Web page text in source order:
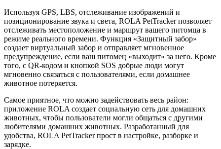
Используя GPS, LBS, отслеживание изображений и
позиционирование звука и света, ROLA PetTracker позволяет
отслеживать местоположение и маршрут вашего питомца в
режиме реального времени. Функция «Защитный забор»
создает виртуальный забор и отправляет мгновенное
предупреждение, если ваш питомец «выходит» за него. Кроме
того, с QR-кодом и кнопкой SOS добрые люди могут
мгновенно связаться с пользователями, если домашнее
животное потеряется.
Самое приятное, что можно задействовать весь район:
приложение ROLA создает социальную сеть для домашних
животных, чтобы пользователи могли общаться с другими
любителями домашних животных. Разработанный для
удобства, ROLA PetTracker прост в настройке, разборке и
зарядке.